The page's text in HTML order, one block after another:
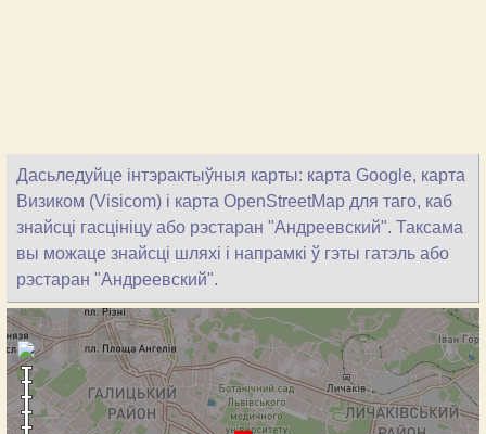
Дасьледуйце інтэрактыўныя карты: карта Google, карта
Визиком (Visicom) і карта OpenStreetMap для таго, каб
знайсці гасцініцу або рэстаран "Андреевский". Таксама
вы можаце знайсці шляхі і напрамкі ў гэты гатэль або
рэстаран "Андреевский".